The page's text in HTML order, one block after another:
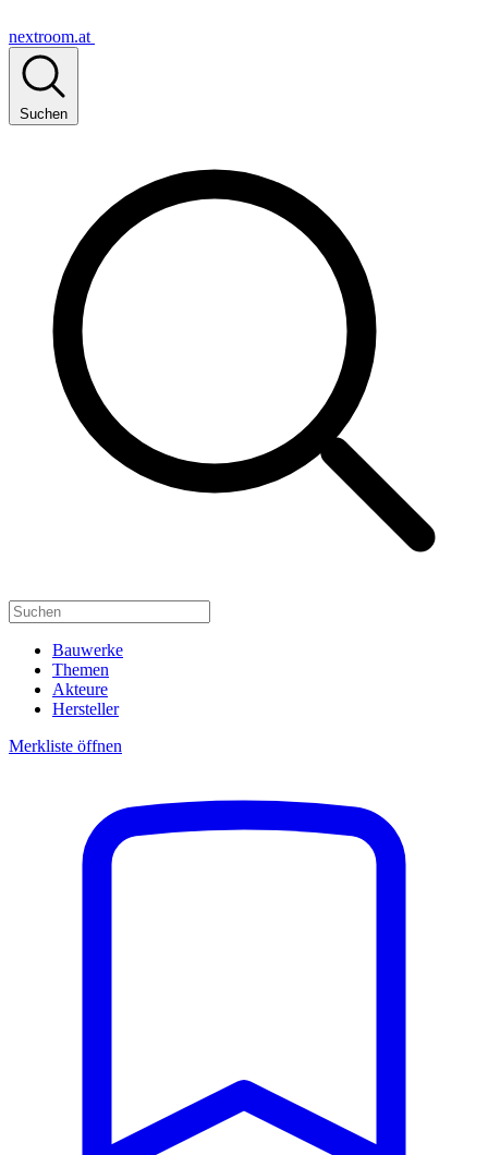
nextroom.at
Suchen
Bauwerke
Themen
Akteure
Hersteller
Merkliste öffnen